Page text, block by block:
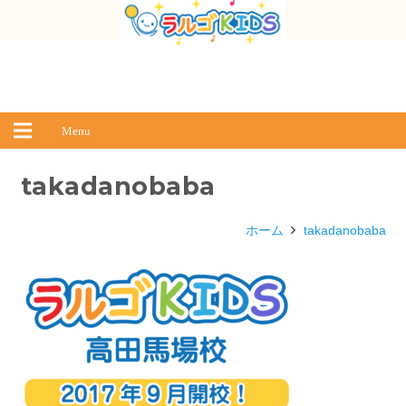
Menu
takadanobaba
ホーム takadanobaba